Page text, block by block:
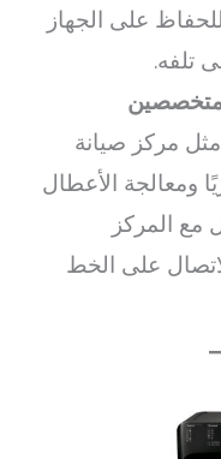
على الجهاز
تلفه.
مثل مركز صيانة
ومعالجة الأعطال
مع المركز
على الخط